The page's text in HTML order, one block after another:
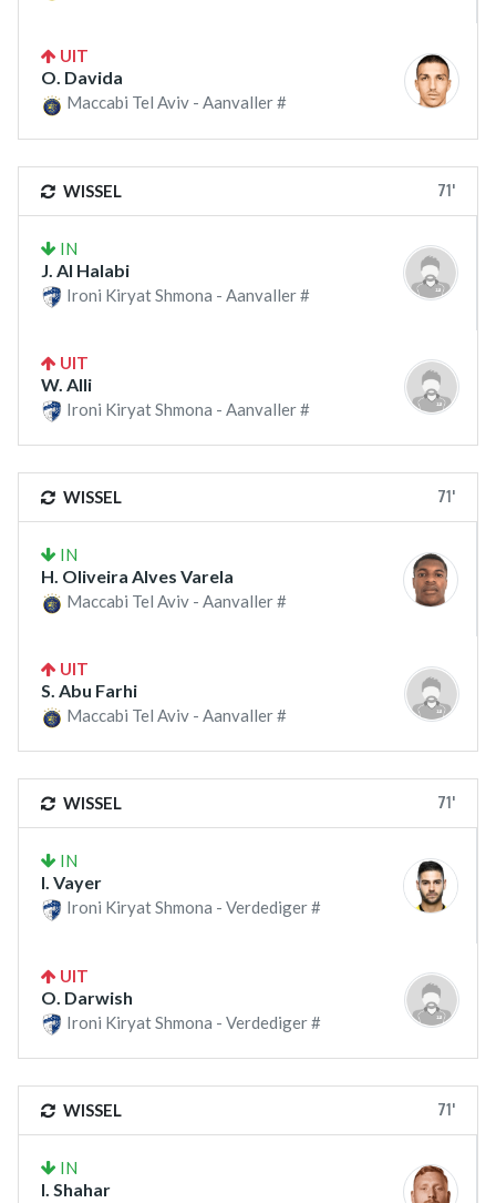
UIT
O. Davida
Maccabi Tel Aviv - Aanvaller #
WISSEL 71'
IN
J. Al Halabi
Ironi Kiryat Shmona - Aanvaller #
UIT
W. Alli
Ironi Kiryat Shmona - Aanvaller #
WISSEL 71'
IN
H. Oliveira Alves Varela
Maccabi Tel Aviv - Aanvaller #
UIT
S. Abu Farhi
Maccabi Tel Aviv - Aanvaller #
WISSEL 71'
IN
I. Vayer
Ironi Kiryat Shmona - Verdediger #
UIT
O. Darwish
Ironi Kiryat Shmona - Verdediger #
WISSEL 71'
IN
I. Shahar